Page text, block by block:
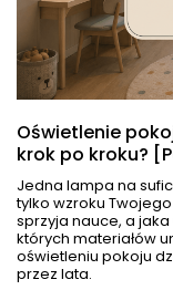
Oświetlenie
krok po kroku?
Jedna lampa na
tylko wzroku
sprzyja nauce, a
których materiałów
oświetleniu pokoju
przez lata.